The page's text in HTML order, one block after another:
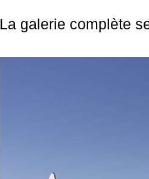
La galerie complète